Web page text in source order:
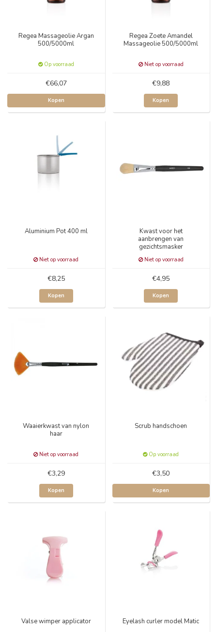
Regea Massageolie Argan
500/5000ml
Op voorraad
€66,07
Kopen
Regea Zoete Amandel
Massageolie 500/5000ml
Niet op voorraad
€9,88
Kopen
Aluminium Pot 400 ml
Niet op voorraad
€8,25
Kopen
Kwast voor het
aanbrengen van
gezichtsmasker
Niet op voorraad
€4,95
Kopen
Waaierkwast van nylon
haar
Niet op voorraad
€3,29
Kopen
Scrub handschoen
Op voorraad
€3,50
Kopen
Valse wimper applicator Eyelash curler model Matic